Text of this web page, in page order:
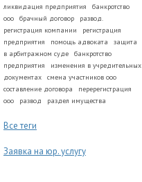
ликвидация предприятия
банкротство
ооо
брачный договор
развод.
регистрация компании
регистрация
предприятия
помощь адвоката
защита
в арбитражном суде
банкротство
предприятия
изменения в учредительных
документах
смена участников ооо
составление договора
перерегистрация
ооо
развод раздел имущества
Все теги
Заявка на юр. услугу